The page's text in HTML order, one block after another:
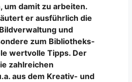
um damit zu arbeiten.
er ausführlich die
und
zum Bibliotheks-
wertvolle Tipps. Der
zahlreichen
aus dem Kreativ- und